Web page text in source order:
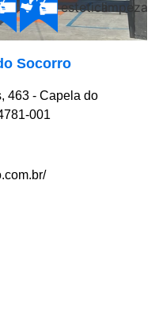
Socorro
463 - Capela do
001